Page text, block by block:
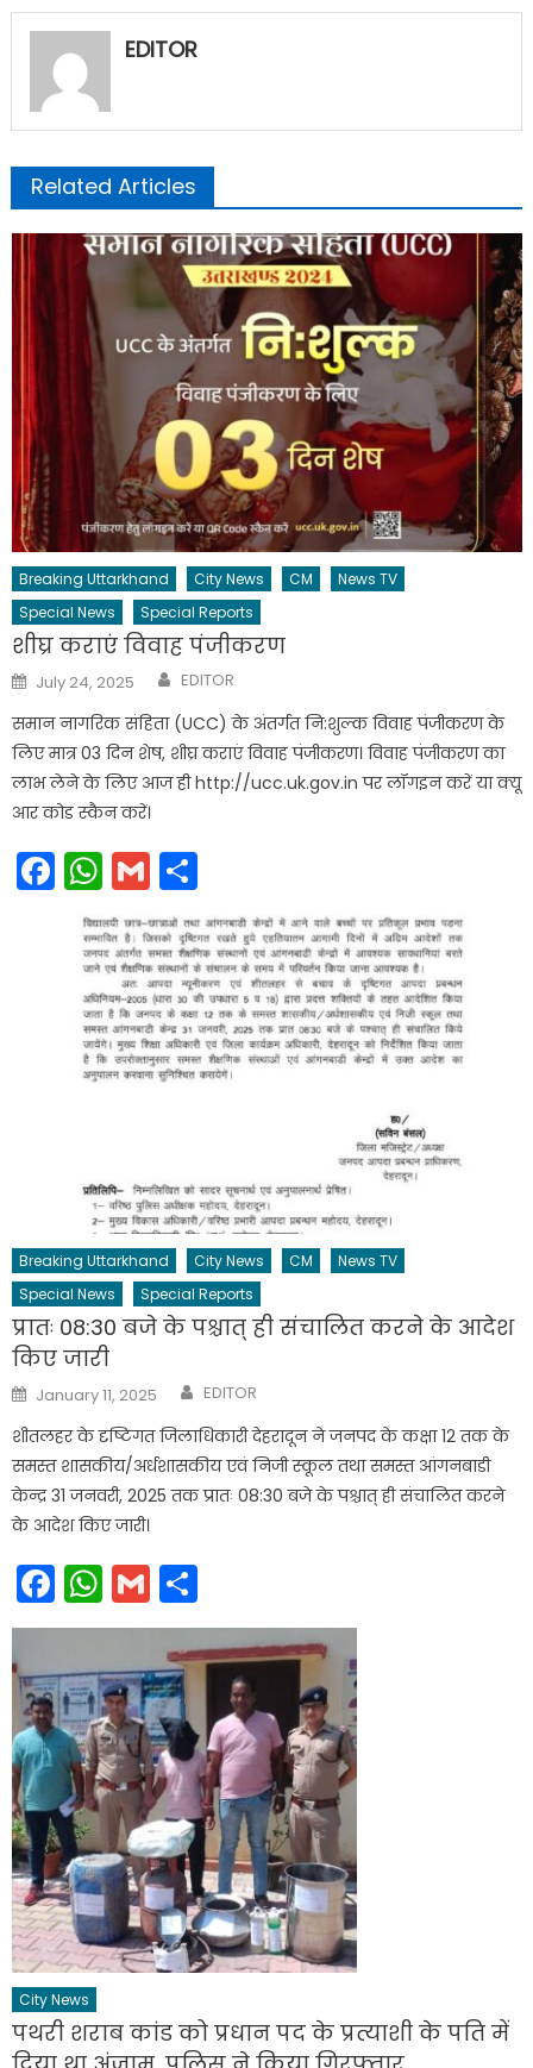
EDITOR
Related Articles
Breaking Uttarkhand City News CM
News TV
Special News
Special Reports
शीघ्र कराएं विवाह पंजीकरण
Posted
on
July 24, 2025 Author
EDITOR
समान नागरिक संहिता (UCC) के अंतर्गत नि:शुल्क विवाह पंजीकरण के
लिए मात्र 03 दिन शेष, शीघ्र कराएं विवाह पंजीकरण। विवाह पंजीकरण का
लाभ लेने के लिए आज ही http://ucc.uk.gov.in पर लॉगइन करें या क्यू
आर कोड स्कैन करें।
Facebook
WhatsApp
Gmail
Breaking Uttarkhand City News CM
News TV
Special News
Special Reports
प्रातः 08:30 बजे के पश्चात् ही संचालित करने के आदेश
किए जारी
Posted
on
January 11, 2025 Author
EDITOR
शीतलहर के दृष्टिगत जिलाधिकारी देहरादून ने जनपद के कक्षा 12 तक के
समस्त शासकीय/अर्धशासकीय एवं निजी स्कूल तथा समस्त आंगनबाडी
केन्द्र 31 जनवरी, 2025 तक प्रातः 08:30 बजे के पश्चात् ही संचालित करने
के आदेश किए जारी।
Facebook
WhatsApp
Gmail
City News
पथरी शराब कांड को प्रधान पद के प्रत्याशी के पति में